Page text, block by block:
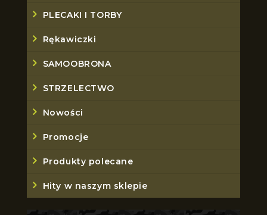
PLECAKI I TORBY
Rękawiczki
SAMOOBRONA
STRZELECTWO
Nowości
Promocje
Produkty polecane
Hity w naszym sklepie